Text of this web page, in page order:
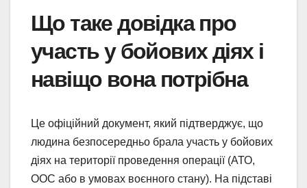
Що таке довідка про
участь у бойових діях і
навіщо вона потрібна
Це офіційний документ, який підтверджує, що
людина безпосередньо брала участь у бойових
діях на території проведення операції (АТО,
ООС або в умовах воєнного стану). На підставі